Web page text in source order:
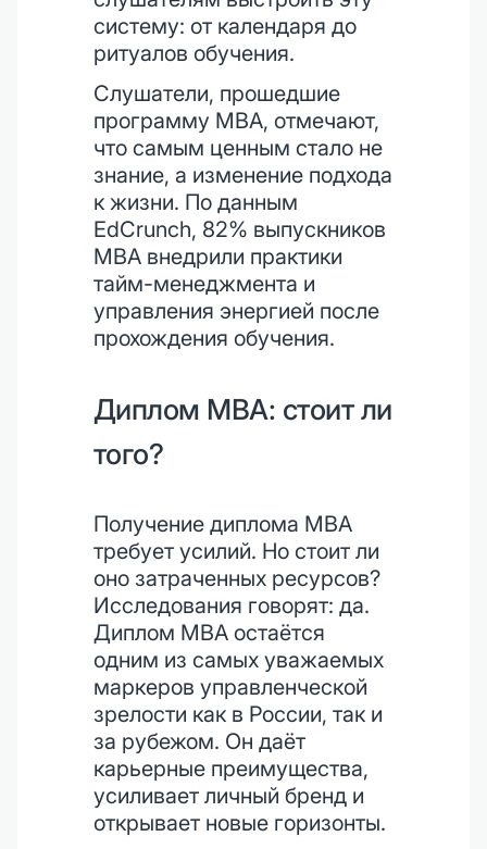
систему: от календаря до
ритуалов обучения.
Слушатели, прошедшие
программу MBA, отмечают,
что самым ценным стало не
знание, а изменение подхода
к жизни. По данным
EdCrunch, 82% выпускников
MBA внедрили практики
тайм-менеджмента и
управления энергией после
прохождения обучения.
Диплом MBA: стоит ли
того?
Получение диплома MBA
требует усилий. Но стоит ли
оно затраченных ресурсов?
Исследования говорят: да.
Диплом MBA остаётся
одним из самых уважаемых
маркеров управленческой
зрелости как в России, так и
за рубежом. Он даёт
карьерные преимущества,
усиливает личный бренд и
открывает новые горизонты.